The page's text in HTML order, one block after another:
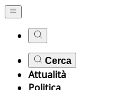
Cerca
Attualità